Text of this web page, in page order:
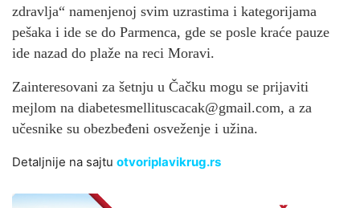
zdravlja“ namenjenoj svim uzrastima i kategorijama
pešaka i ide se do Parmenca, gde se posle kraće pauze
ide nazad do plaže na reci Moravi.
Zainteresovani za šetnju u Čačku mogu se prijaviti
mejlom na diabetesmellituscacak@gmail.com, a za
učesnike su obezbeđeni osveženje i užina.
Detaljnije na sajtu otvoriplavikrug.rs